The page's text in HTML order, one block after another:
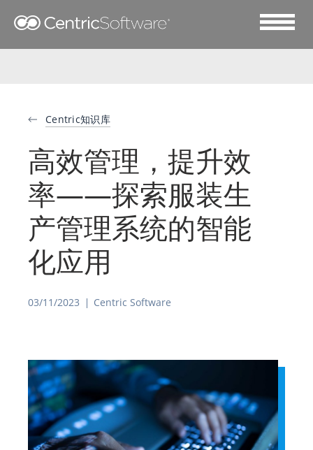
Centric知识库
高效管理，提升效
率——探索服装生
产管理系统的智能
化应用
03/11/2023 Centric Software